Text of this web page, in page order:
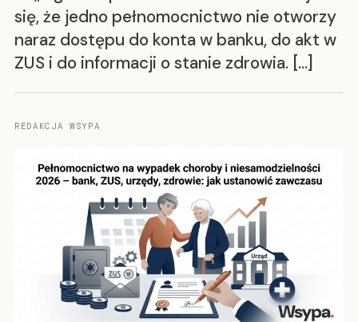
się, że jedno pełnomocnictwo nie otworzy
naraz dostępu do konta w banku, do akt w
ZUS i do informacji o stanie zdrowia. […]
REDAKCJA WSYPA